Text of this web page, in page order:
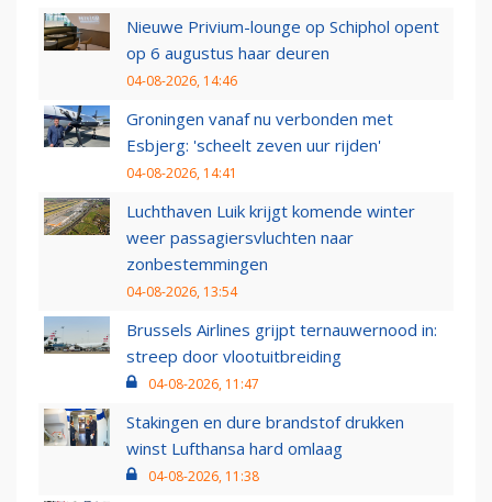
Nieuwe Privium-lounge op Schiphol opent
op 6 augustus haar deuren
04-08-2026, 14:46
Groningen vanaf nu verbonden met
Esbjerg: 'scheelt zeven uur rijden'
04-08-2026, 14:41
Luchthaven Luik krijgt komende winter
weer passagiersvluchten naar
zonbestemmingen
04-08-2026, 13:54
Brussels Airlines grijpt ternauwernood in:
streep door vlootuitbreiding
04-08-2026, 11:47
Stakingen en dure brandstof drukken
winst Lufthansa hard omlaag
04-08-2026, 11:38